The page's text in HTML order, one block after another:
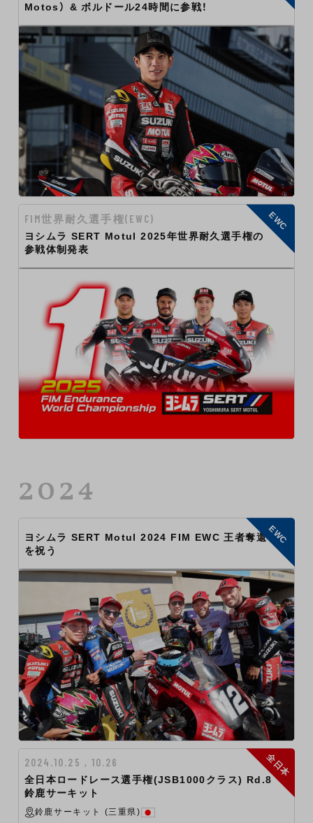
Motos） & ボルドール24時間に参戦！
FIM世界耐久選手権(EWC)
ヨシムラ SERT Motul 2025年世界耐久選手権の
参戦体制発表
EWC
2024
ヨシムラ SERT Motul 2024 FIM EWC 王者奪還
を祝う
EWC
2024.10.25 , 10.26
全日本ロードレース選手権(JSB1000クラス) Rd.8
鈴鹿サーキット
鈴鹿サーキット (三重県)
全日本